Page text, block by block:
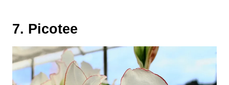
7. Picotee